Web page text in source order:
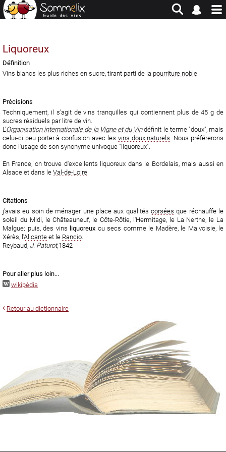
Liquoreux
Définition
Vins blancs les plus riches en sucre, tirant parti de la pourriture noble.
Précisions
Techniquement, il s'agit de vins tranquilles qui contiennent plus de 45 g de
sucres résiduels par litre de vin.
L'Organisation internationale de la Vigne et du Vindéfinit le terme "doux", mais
celui-ci peu porter à confusion avec les vins doux naturels. Nous préférerons
donc l'usage de son synonyme univoque "liquoreux".
En France, on trouve d'excellents liquoreux dans le Bordelais, mais aussi en
Alsace et dans le Val-de-Loire.
Citations
j'avais eu soin de ménager une place aux qualités corsées que réchauffe le
soleil du Midi, le Châteauneuf, le Côte-Rôtie, l'Hermitage, le La Nerthe, le La
Malgue; puis, des vins liquoreux ou secs comme le Madère, le Malvoisie, le
Xérès, l'Alicante et le Rancio.
Reybaud, J. Paturot,1842
Pour aller plus loin...
wikipédia
Retour au dictionnaire
Site en jachère - Pour historique et consultation uniquement